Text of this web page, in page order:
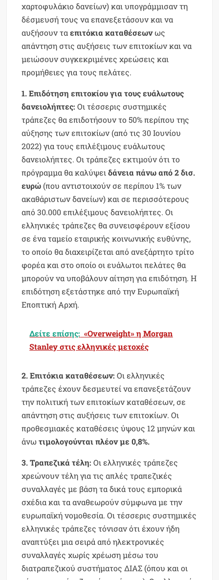
χαρτοφυλάκιο δανείων) και υπογράμμισαν τη
δέσμευσή τους να επανεξετάσουν και να
αυξήσουν ταεπιτόκια καταθέσεωνως
απάντηση στις αυξήσεις των επιτοκίων και να
μειώσουν συγκεκριμένες χρεώσεις και
προμήθειες για τους πελάτες.
1. Επιδότηση επιτοκίου για τους ευάλωτους
δανειολήπτες: Οι τέσσερις συστημικές
τράπεζες θα επιδοτήσουν το 50% περίπου της
αύξησης των επιτοκίων (από τις 30 Ιουνίου
2022) για τους επιλέξιμους ευάλωτους
δανειολήπτες. Οι τράπεζες εκτιμούν ότι το
πρόγραμμα θα καλύψειδάνεια πάνω από 2 δισ.
ευρώ (που αντιστοιχούν σε περίπου 1% των
ακαθάριστων δανείων) και σε περισσότερους
από 30.000 επιλέξιμους δανειολήπτες. Οι
ελληνικές τράπεζες θα συνεισφέρουν εξίσου
σε ένα ταμείο εταιρικής κοινωνικής ευθύνης,
το οποίο θα διαχειρίζεται από ανεξάρτητο τρίτο
φορέα και στο οποίο οι ευάλωτοι πελάτες θα
μπορούν να υποβάλουν αίτηση για επιδότηση. Η
επιδότηση εξετάστηκε από την Ευρωπαϊκή
Εποπτική Αρχή.
Δείτε επίσης: «Overweight» η Morgan
Stanley στις ελληνικές μετοχές
2. Επιτόκια καταθέσεων: Οι ελληνικές
τράπεζες έχουν δεσμευτεί να επανεξετάζουν
την πολιτική των επιτοκίων καταθέσεων, σε
απάντηση στις αυξήσεις των επιτοκίων. Οι
προθεσμιακές καταθέσεις ύψους 12 μηνών και
άνωτιμολογούνται πλέον με 0,8%.
3. Τραπεζικά τέλη: Οι ελληνικές τράπεζες
χρεώνουν τέλη για τις απλές τραπεζικές
συναλλαγές με βάση τα δικά τους εμπορικά
σχέδια και τα αναθεωρούν σύμφωνα με την
ευρωπαϊκή νομοθεσία. Οι τέσσερις συστημικές
ελληνικές τράπεζες τόνισαν ότι έχουν ήδη
αναπτύξει μια σειρά από ηλεκτρονικές
συναλλαγές χωρίς χρέωση μέσω του
διατραπεζικού συστήματος ΔΙΑΣ (όπου και οι